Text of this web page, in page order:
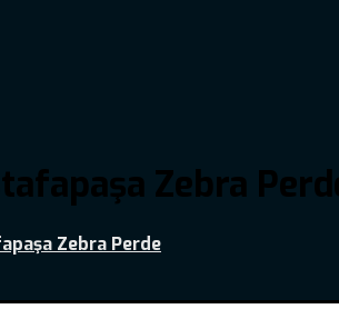
Zebra
Zebra Perde